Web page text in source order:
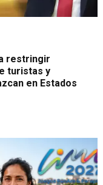
restringir
turistas y
en Estados